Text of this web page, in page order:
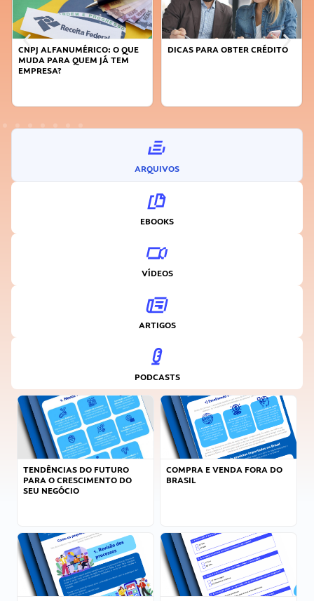
DICAS PARA OBTER CRÉDITO
FAÇA A DIFERENÇA: SEJA
ARQUIVOS
EBOOKS
VÍDEOS
ARTIGOS
PODCASTS
TENDÊNCIAS DO FUTURO
PARA O CRESCIMENTO DO
SEU NEGÓCIO
COMPRA E VENDA FORA DO
BRASIL